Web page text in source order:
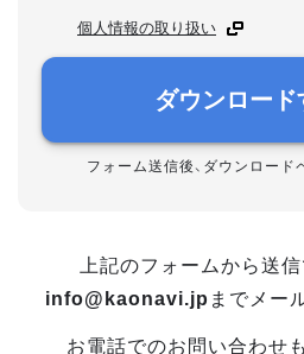
個人情報の取り扱い
ダウンロード
フォーム送信後、ダウンロード
上記のフォームから送信
info@kaonavi.jp までメー
お電話でのお問い合わせ